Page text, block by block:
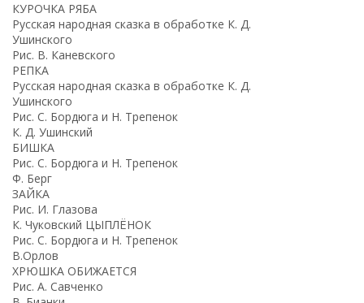
КУРОЧКА РЯБА
Русская народная сказка в обработке К. Д.
Ушинского
Рис. В. Каневского
РЕПКА
Русская народная сказка в обработке К. Д.
Ушинского
Рис. С. Бордюга и Н. Трепенок
К. Д. Ушинский
БИШКА
Рис. С. Бордюга и Н. Трепенок
Ф. Берг
ЗАЙКА
Рис. И. Глазова
К. Чуковский ЦЫПЛЁНОК
Рис. С. Бордюга и Н. Трепенок
В.Орлов
ХРЮШКА ОБИЖАЕТСЯ
Рис. А. Савченко